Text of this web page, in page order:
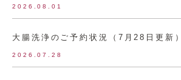
2026.08.01
大腸洗浄のご予約状況（7月28日更新）
2026.07.28